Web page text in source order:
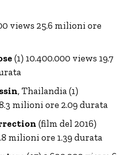
views 25.6 milioni ore
(1) 10.400.000 views 19.7
, Thailandia (1)
milioni ore 2.09 durata
(film del 2016)
milioni ore 1.39 durata